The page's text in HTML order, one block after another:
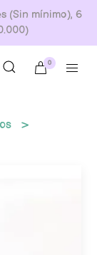
(Sin mínimo), 6
0